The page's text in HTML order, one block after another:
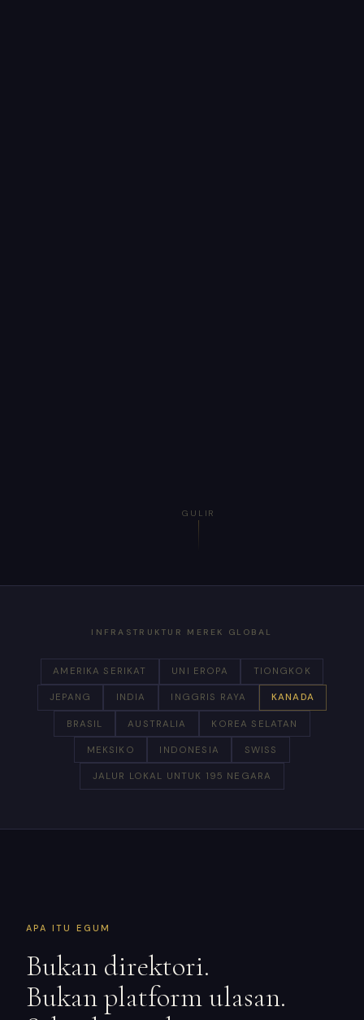
GULIR
INFRASTRUKTUR MEREK GLOBAL
AMERIKA SERIKAT UNI EROPA TIONGKOK
JEPANG INDIA INGGRIS RAYA KANADA
BRASIL AUSTRALIA KOREA SELATAN
MEKSIKO INDONESIA SWISS
JALUR LOKAL UNTUK 195 NEGARA
APA ITU EGUM
Bukan direktori.
Bukan platform ulasan.